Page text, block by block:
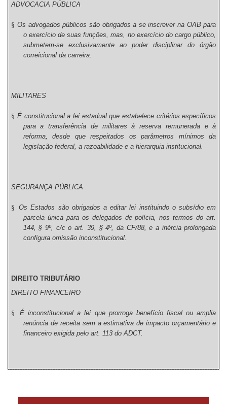
ADVOCACIA PÚBLICA
§ Os advogados públicos são obrigados a se inscrever na OAB para
o exercício de suas funções, mas, no exercício do cargo público,
submetem-se exclusivamente ao poder disciplinar do órgão
correicional da carreira.
MILITARES
§ É constitucional a lei estadual que estabelece critérios específicos
para a transferência de militares à reserva remunerada e à
reforma, desde que respeitados os parâmetros mínimos da
legislação federal, a razoabilidade e a hierarquia institucional.
SEGURANÇA PÚBLICA
§
Os Estados são obrigados a editar lei instituindo o subsídio em
parcela única para os delegados de polícia, nos termos do art.
144, § 9º, c/c o art. 39, § 4º, da CF/88, e a inércia prolongada
configura omissão inconstitucional.
DIREITO TRIBUTÁRIO
DIREITO FINANCEIRO
§
É inconstitucional a lei que prorroga benefício fiscal ou amplia
renúncia de receita sem a estimativa de impacto orçamentário e
financeiro exigida pelo art. 113 do ADCT.